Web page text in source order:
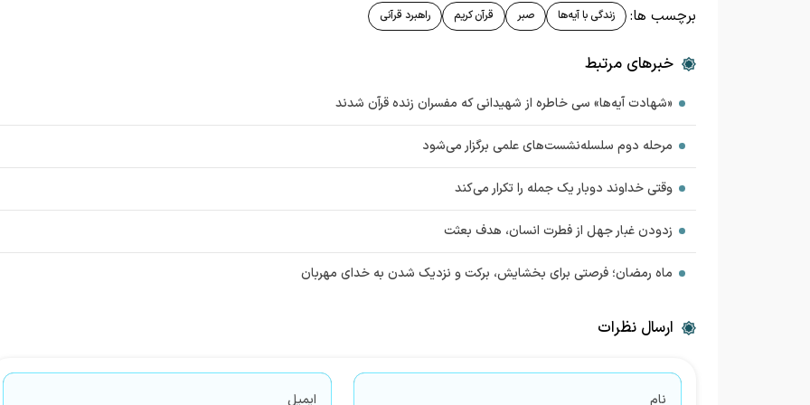
برچسب ها: زندگی با آیه‌ها صبر قرآن کریم راهبرد قرآنی
خبرهای مرتبط
«شهادت آیه‌ها» سی خاطره از شهیدانی که مفسران زنده قرآن شدند
مرحله دوم سلسله‌نشست‌های علمی برگزار می‌شود
وقتی خداوند دوبار یک جمله را تکرار می‌کند
زدودن غبار جهل از فطرت انسان، هدف بعثت
ماه رمضان؛ فرصتی برای بخشایش، برکت و نزدیک شدن به خدای مهربان
ارسال نظرات